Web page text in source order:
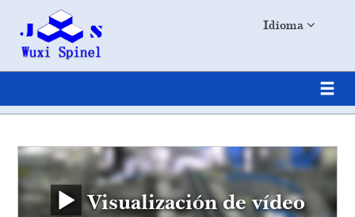
Idioma
Visualización de vídeo